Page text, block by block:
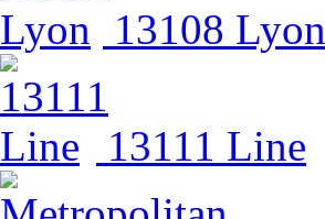
13108 Lyon
13111 Line